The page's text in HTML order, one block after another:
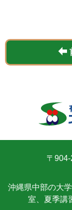
〒
沖縄県中部の大
室、夏季講